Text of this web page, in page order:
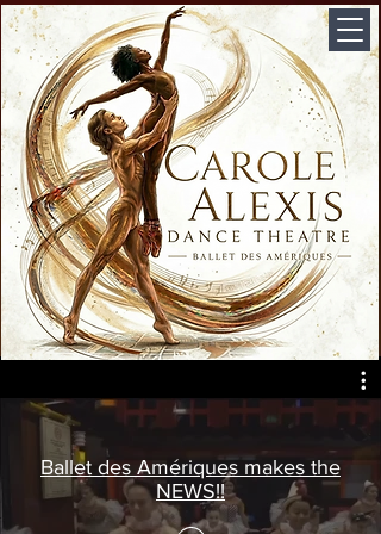
Ballet des Amériques makes the
NEWS!!